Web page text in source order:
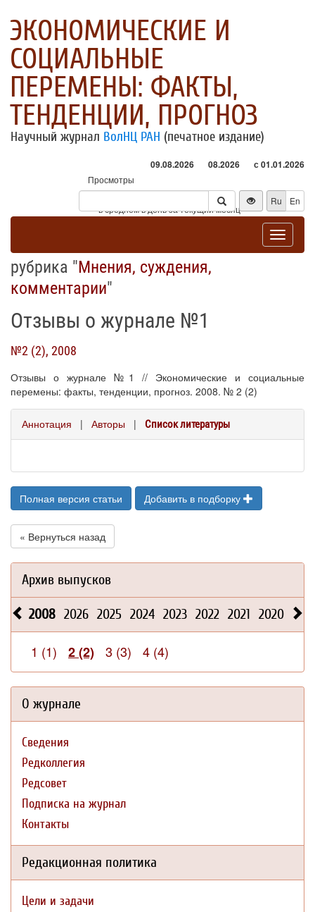
ЭКОНОМИЧЕСКИЕ И
СОЦИАЛЬНЫЕ
ПЕРЕМЕНЫ: ФАКТЫ,
ТЕНДЕНЦИИ, ПРОГНОЗ
Научный журнал ВолНЦ РАН (печатное издание)
09.08.2026 08.2026 с 01.01.2026
Просмотры
Посетители
* - в среднем в день за текущий месяц
Ru En
Toggle
рубрика "Мнения, суждения,
комментарии"
Отзывы о журнале №1
№2 (2), 2008
Отзывы о журнале №1 // Экономические и социальные
перемены: факты, тенденции, прогноз. 2008. № 2 (2)
Аннотация | Авторы | Список литературы
Полная версия статьи Добавить в подборку
« Вернуться назад
Архив выпусков
2008 2026 2025 2024 2023 2022 2021 2020 2019
1 (1) 2 (2) 3 (3) 4 (4)
О журнале
Сведения
Редколлегия
Редсовет
Подписка на журнал
Контакты
Редакционная политика
Цели и задачи